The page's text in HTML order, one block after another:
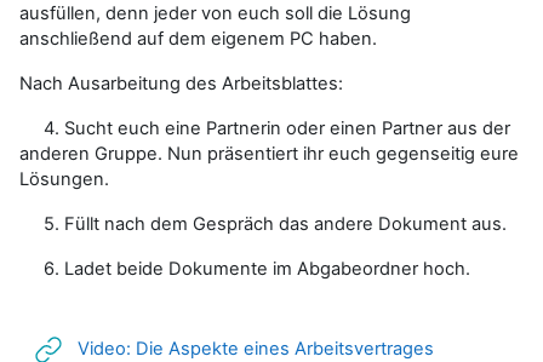
ausfüllen, denn jeder von euch soll die Lösung
anschließend auf dem eigenem PC haben.
Nach Ausarbeitung des Arbeitsblattes:
4. Sucht euch eine Partnerin oder einen Partner aus der
anderen Gruppe. Nun präsentiert ihr euch gegenseitig eure
Lösungen.
5. Füllt nach dem Gespräch das andere Dokument aus.
6. Ladet beide Dokumente im Abgabeordner hoch.
Video: Die Aspekte eines Arbeitsvertrages